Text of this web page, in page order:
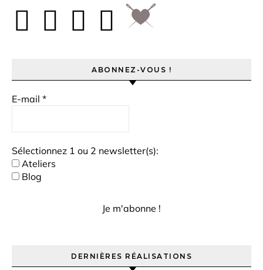
ABONNEZ-VOUS !
E-mail *
Sélectionnez 1 ou 2 newsletter(s):
Ateliers
Blog
DERNIÈRES RÉALISATIONS